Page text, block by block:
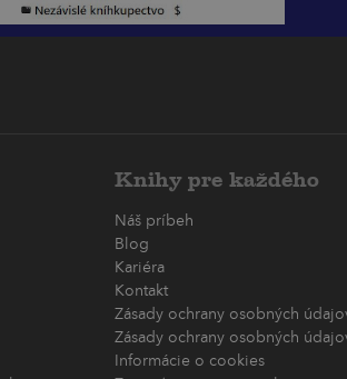
Knihy pre každého
Náš príbeh
Blog
Kariéra
Kontakt
Zásady ochrany osobných
Zásady ochrany osobných
Informácie o cookies